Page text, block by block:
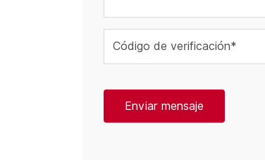
Código de verificación*
Enviar mensaje